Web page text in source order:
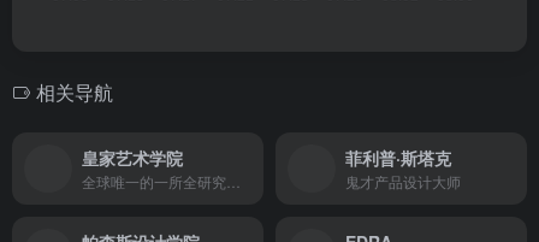
相关导航
皇家艺术学院 菲利普·斯塔克
鬼才产品设计大师